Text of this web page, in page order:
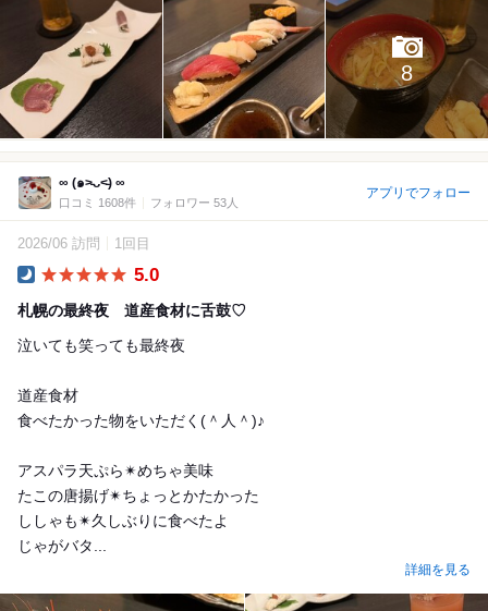
8
∞ (๑˃̵ᴗ˂̵) ∞
口コミ 1608件 フォロワー 53人
アプリでフォロー
2026/06 訪問 1回目
5.0
札幌の最終夜 道産食材に舌鼓♡
泣いても笑っても最終夜
道産食材
食べたかった物をいただく(＾人＾)♪
アスパラ天ぷら✴︎めちゃ美味
たこの唐揚げ✴︎ちょっとかたかった
ししゃも✴︎久しぶりに食べたよ
じゃがバタ...
詳細を見る